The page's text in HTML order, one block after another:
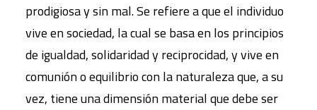
prodigiosa y sin mal. Se refiere a que el individuo
vive en sociedad, la cual se basa en los principios
de igualdad, solidaridad y reciprocidad, y vive en
comunión o equilibrio con la naturaleza que, a su
vez, tiene una dimensión material que debe ser